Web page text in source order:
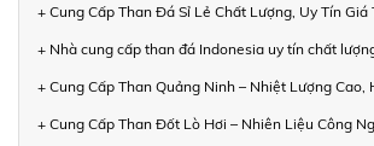
+ Cung Cấp Than Đá Sỉ Lẻ Chất Lượng, Uy Tín Giá
+ Nhà cung cấp than đá Indonesia uy tín chất
+ Cung Cấp Than Quảng Ninh – Nhiệt Lượng Cao,
+ Cung Cấp Than Đốt Lò Hơi – Nhiên Liệu Công